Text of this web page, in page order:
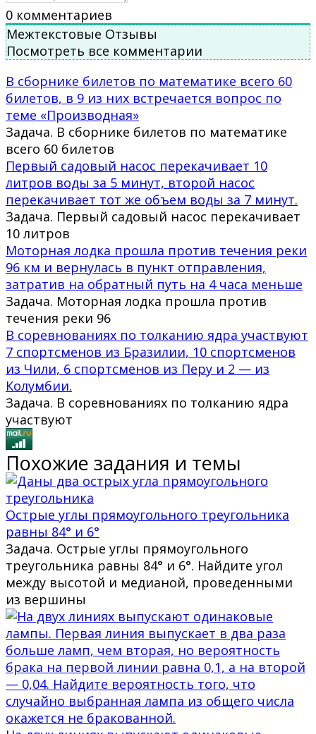
0 комментариев
Межтекстовые Отзывы
Посмотреть все комментарии
В сборнике билетов по математике всего 60
билетов, в 9 из них встречается вопрос по
теме «Производная»
Задача. В сборнике билетов по математике
всего 60 билетов
Первый садовый насос перекачивает 10
литров воды за 5 минут, второй насос
перекачивает тот же объем воды за 7 минут.
Задача. Первый садовый насос перекачивает
10 литров
Моторная лодка прошла против течения реки
96 км и вернулась в пункт отправления,
затратив на обратный путь на 4 часа меньше
Задача. Моторная лодка прошла против
течения реки 96
В соревнованиях по толканию ядра участвуют
7 спортсменов из Бразилии, 10 спортсменов
из Чили, 6 спортсменов из Перу и 2 — из
Колумбии.
Задача. В соревнованиях по толканию ядра
участвуют
Похожие задания и темы
Острые углы прямоугольного треугольника
равны 84° и 6°
Задача. Острые углы прямоугольного
треугольника равны 84° и 6°. Найдите угол
между высотой и медианой, проведенными
из вершины